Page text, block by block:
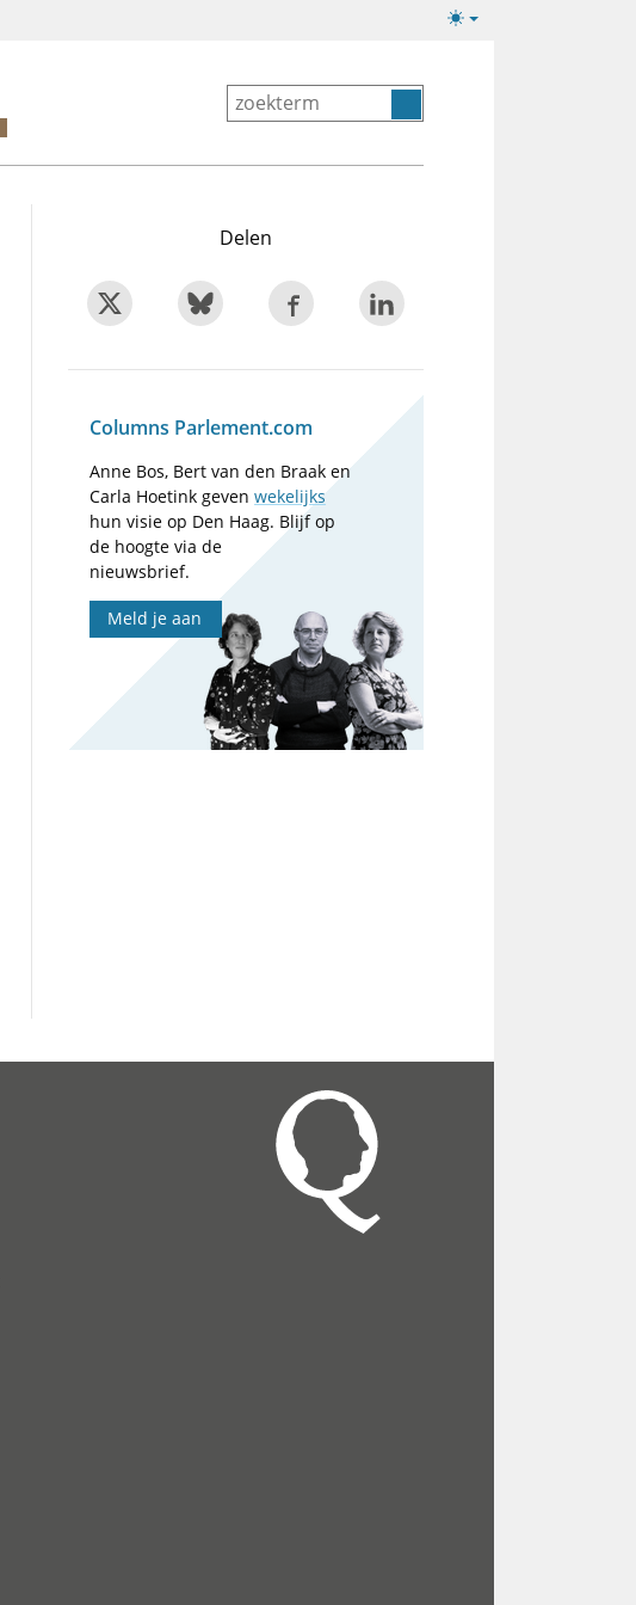
Lichte/donkere
Delen
Columns Parlement.com
Anne Bos, Bert van den Braak en
Carla Hoetink gevenwekelijks
hun visie op Den Haag. Blijf op
de hoogte via de
nieuwsbrief.
Meld je aan